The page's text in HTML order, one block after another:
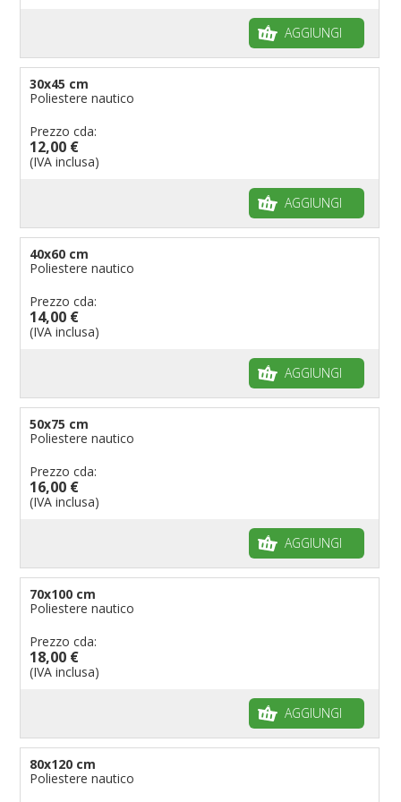
pennoni per bandiere
AGGIUNGI
30x45 cm
Poliestere nautico
Prezzo cda:
12,00 €
(IVA inclusa)
AGGIUNGI
40x60 cm
Poliestere nautico
Prezzo cda:
14,00 €
(IVA inclusa)
AGGIUNGI
50x75 cm
Poliestere nautico
Prezzo cda:
16,00 €
(IVA inclusa)
AGGIUNGI
70x100 cm
Poliestere nautico
Prezzo cda:
18,00 €
(IVA inclusa)
AGGIUNGI
80x120 cm
Poliestere nautico